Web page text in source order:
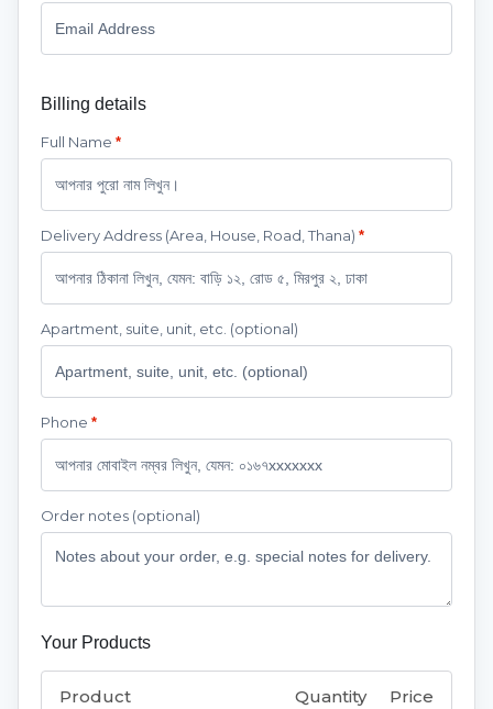
Billing details
Full Name *
Delivery Address (Area, House, Road, Thana) *
Apartment, suite, unit, etc. (optional)
Phone *
Order notes (optional)
Your Products
Product Quantity Price